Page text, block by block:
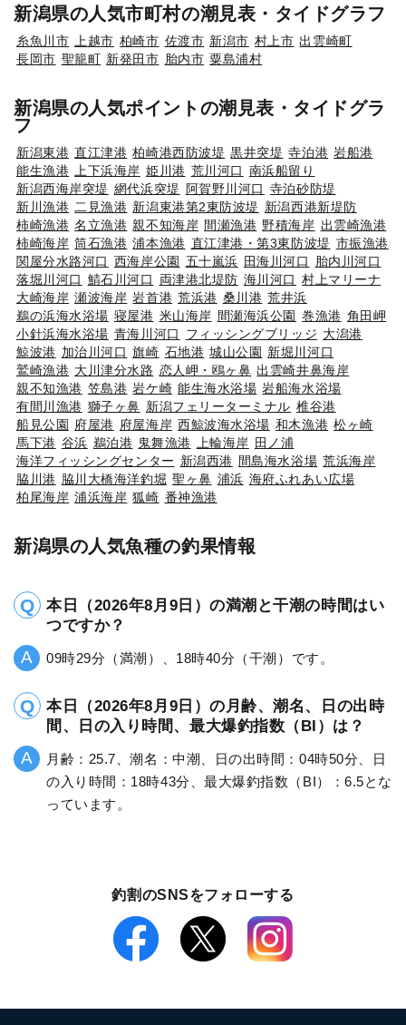
新潟県の人気市町村の潮見表・タイドグラフ
糸魚川市 上越市 柏崎市 佐渡市 新潟市 村上市 出雲崎町
長岡市 聖籠町 新発田市 胎内市 粟島浦村
新潟県の人気ポイントの潮見表・タイドグラ
フ
新潟東港 直江津港 柏崎港西防波堤 黒井突堤 寺泊港 岩船港
能生漁港
上下浜海岸 姫川港 荒川河口 南浜船留り
新潟西海岸突堤 網代浜突堤 阿賀野川河口 寺泊砂防堤
新川漁港 二見漁港 新潟東港第2東防波堤 新潟西港新堤防
柿崎漁港 名立漁港 親不知海岸 間瀬漁港 野積海岸 出雲崎漁港
柿崎海岸 筒石漁港 浦本漁港 直江津港・第3東防波堤 市振漁港
関屋分水路河口 西海岸公園 五十嵐浜 田海川河口
胎内川河口
落堀川河口 鯖石川河口 両津港北堤防 海川河口 村上マリーナ
大崎海岸 瀬波海岸 岩首港 荒浜港 桑川港 荒井浜
鵜の浜海水浴場 寝屋港 米山海岸 間瀬海浜公園 巻漁港 角田岬
小針浜海水浴場 青海川河口 フィッシングブリッジ 大潟港
鯨波港 加治川河口 旗崎 石地港 城山公園 新堀川河口
鷲崎漁港 大川津分水路 恋人岬・鴎ヶ鼻 出雲崎井鼻海岸
親不知漁港 笠島港 岩ケ崎 能生海水浴場 岩船海水浴場
有間川漁港 獅子ヶ鼻 新潟フェリーターミナル 椎谷港
船見公園 府屋港 府屋海岸 西鯨波海水浴場 和木漁港 松ヶ崎
馬下港 谷浜 鵜泊港 鬼舞漁港 上輪海岸 田ノ浦
海洋フィッシングセンター 新潟西港 間島海水浴場 荒浜海岸
脇川港 脇川大橋海洋釣堀 聖ヶ鼻 浦浜 海府ふれあい広場
柏尾海岸 浦浜海岸 狐崎 番神漁港
新潟県の人気魚種の釣果情報
本日（2026年8月9日）の満潮と干潮の時間はい
つですか？
09時29分（満潮）、18時40分（干潮）です。
本日（2026年8月9日）の月齢、潮名、日の出時
間、日の入り時間、最大爆釣指数（BI）は？
月齢：25.7、潮名：中潮、日の出時間：04時50分、日
の入り時間：18時43分、最大爆釣指数（BI）：6.5とな
っています。
釣割のSNSをフォローする